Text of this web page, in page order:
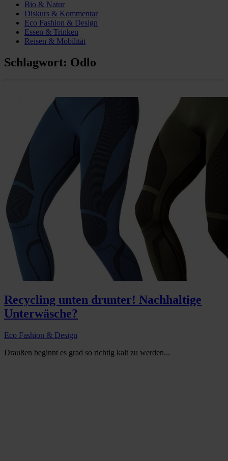
Bio & Natur
Diskurs & Kommentar
Eco Fashion & Design
Essen & Trinken
Reisen & Mobilität
Schlagwort: Odlo
Recycling unten drunter! Nachhaltige
Unterwäsche?
Eco Fashion & Design
Draußen beginnt es grad so richtig kalt zu werden...